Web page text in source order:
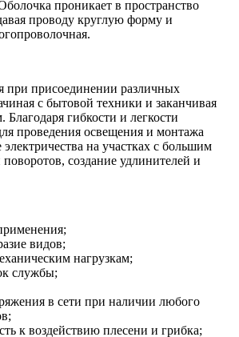
проникает в пространство
проводу круглую форму и
при присоединении различных
с бытовой техники и заканчивая
гибкости и легкости
проведения освещения и монтажа
на участках с большим
создание удлинителей и
видов;
нагрузкам;
службы;
в сети при наличии любого
к воздействию плесени и грибка;